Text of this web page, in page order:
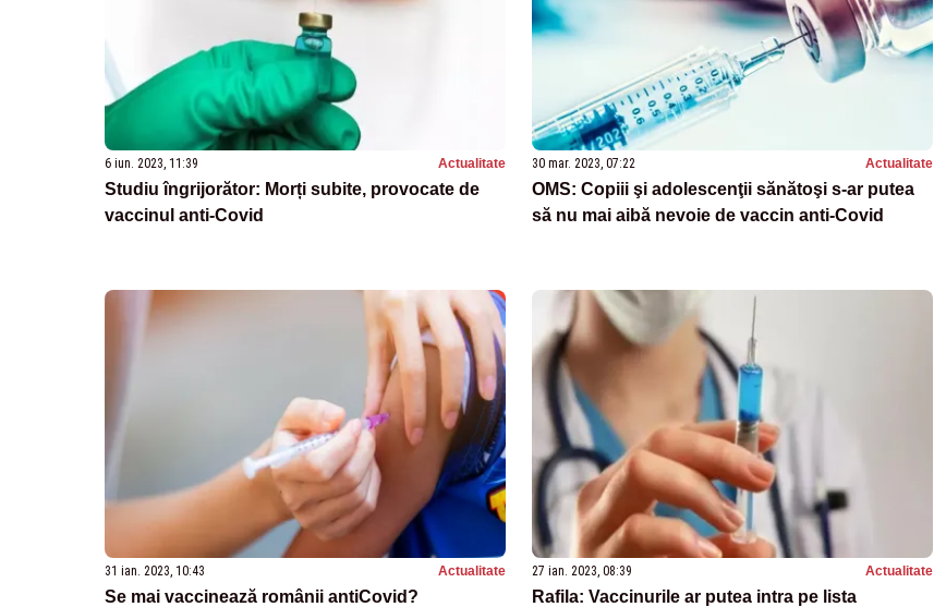
6 iun. 2023, 11:39 Actualitate
Studiu îngrijorător: Morți subite, provocate de
vaccinul anti-Covid
30 mar. 2023, 07:22 Actualitate
OMS: Copiii şi adolescenţii sănătoşi s-ar putea
să nu mai aibă nevoie de vaccin anti-Covid
31 ian. 2023, 10:43 Actualitate
Se mai vaccinează românii antiCovid?
27 ian. 2023, 08:39 Actualitate
Rafila: Vaccinurile ar putea intra pe lista